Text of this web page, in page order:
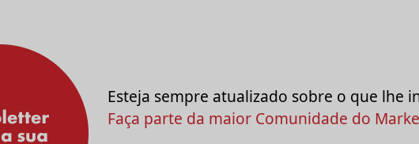
Esteja sempre atualizado sobre o que lhe
Faça parte da maior Comunidade do